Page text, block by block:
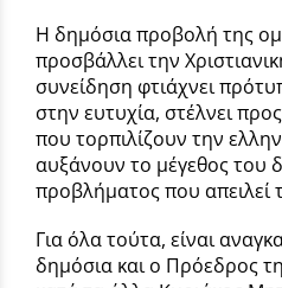
Η δημόσια προβολή της
προσβάλλει την
συνείδηση φτιάχνει
στην ευτυχία, στέλνει
που τορπιλίζουν την
αυξάνουν το μέγεθος του
προβλήματος που απειλεί
Για όλα τούτα, είναι
δημόσια και ο Πρόεδρος